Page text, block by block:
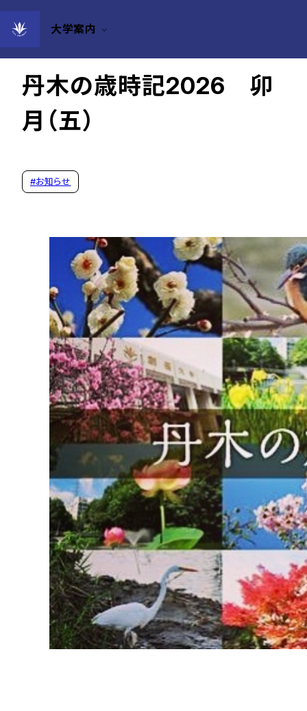
大学案内
2026年04月27日
丹木の歳時記2026 卯
月（五）
#お知らせ